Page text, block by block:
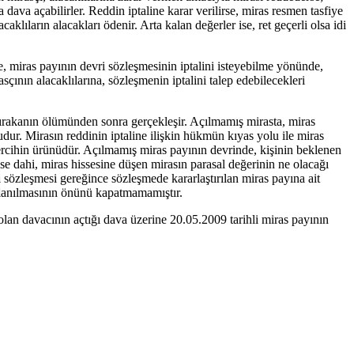
açabilirler. Reddin iptaline karar verilirse, miras resmen tasfiye
alacakları ödenir. Arta kalan değerler ise, ret geçerli olsa idi
miras payının devri sözleşmesinin iptalini isteyebilme yönünde,
alacaklılarına, sözleşmenin iptalini talep edebilecekleri
ölümünden sonra gerçekleşir. Açılmamış mirasta, miras
Mirasın reddinin iptaline ilişkin hükmün kıyas yolu ile miras
ürünüdür. Açılmamış miras payının devrinde, kişinin beklenen
dahi, miras hissesine düşen mirasın parasal değerinin ne olacağı
gereğince sözleşmede kararlaştırılan miras payına ait
önünü kapatmamamıştır.
davacının açtığı dava üzerine 20.05.2009 tarihli miras payının